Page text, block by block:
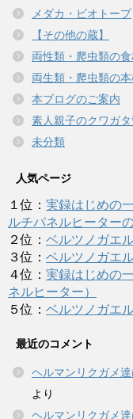
メダカ・ビオトープ
【その他の蔵】
両性類・爬虫類の
両生類・爬虫類の
本ブログのご案内
素人親子のクワガ
未分類
人気ページ
１位： 実録はじめの
ルチパネルヒーターの
２位： ベルツノガエ
３位： ベルツノガエ
４位： 実録はじめの
ネルヒーター）
５位： ベルツノガエ
最近のコメント
ヘルマンリクガメ
より
ヘルマンリクガメ